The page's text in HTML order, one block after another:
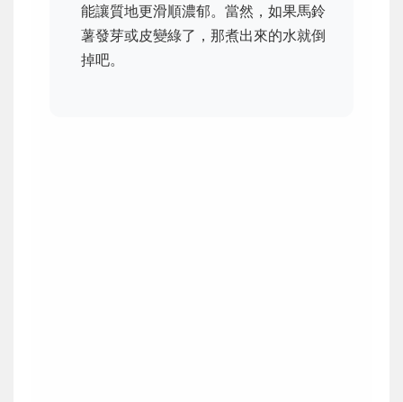
能讓質地更滑順濃郁。當然，如果馬鈴
薯發芽或皮變綠了，那煮出來的水就倒
掉吧。